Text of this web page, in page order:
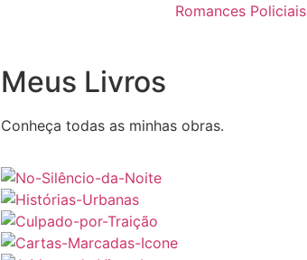
Romances Policiais
Meus Livros
Conheça todas as minhas obras.